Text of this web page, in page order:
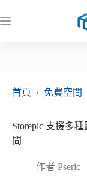
至
首頁
› 免費空間
Storepic 支援多
間
作者 Pseric